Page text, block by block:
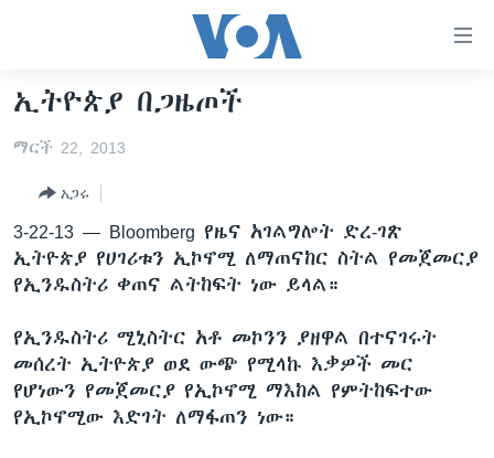
ማገናኛዎች
ወደ
ዋናው
ወደ
ዋናው
ይዘት
ወደ
ዋናው
ይዘት
እለፍ
ዜና
ኢትዮጵያ
አፍሪካ
ዓለምአቀፍ
አሜሪካ
ኑሮ በጤንነት
ጋቢና ቪኦኤ
ከምሽቱ ሦስት ሰዓት የአማርኛ ዜና
ቪዲዮ
ክምችት
Learning English
ኢትዮጵያ በጋዜጦች
ማርች 22, 2013
አጋሩ
3-22-13 — Bloomberg የዜና አገልግሎት ድረ-ገጽ
ኢትዮጵያ የሀገሪቱን ኢኮኖሚ ለማጠናከር ስትል የመጀመርያ
የኢንዱስትሪ ቀጠና ልትከፍት ነው ይላል።
የኢንዱስትሪ ሚኒስትር አቶ መኮንን ያዘዋል በተናገሩት
መሰረት ኢትዮጵያ ወደ ውጭ የሚላኩ እቃዎች መር
የሆነውን የመጀመርያ የኢኮኖሚ ማእከል የምትከፍተው
የኢኮኖሚው እድገት ለማፋጠን ነው።